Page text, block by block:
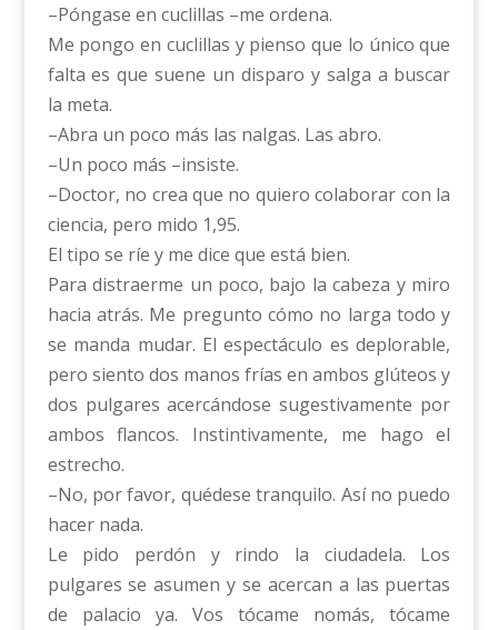
–Póngase en cuclillas –me ordena.
Me pongo en cuclillas y pienso que lo único que
falta es que suene un disparo y salga a buscar
la meta.
–Abra un poco más las nalgas. Las abro.
–Un poco más –insiste.
–Doctor, no crea que no quiero colaborar con la
ciencia, pero mido 1,95.
El tipo se ríe y me dice que está bien.
Para distraerme un poco, bajo la cabeza y miro
hacia atrás. Me pregunto cómo no larga todo y
se manda mudar. El espectáculo es deplorable,
pero siento dos manos frías en ambos glúteos y
dos pulgares acercándose sugestivamente por
ambos flancos. Instintivamente, me hago el
estrecho.
–No, por favor, quédese tranquilo. Así no puedo
hacer nada.
Le pido perdón y rindo la ciudadela. Los
pulgares se asumen y se acercan a las puertas
de palacio ya. Vos tócame nomás, tócame